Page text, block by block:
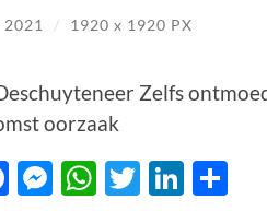
/ 1920 x 1920 PX
Zelfs
oorzaak
Facebook
Messenger
WhatsApp
Twitter